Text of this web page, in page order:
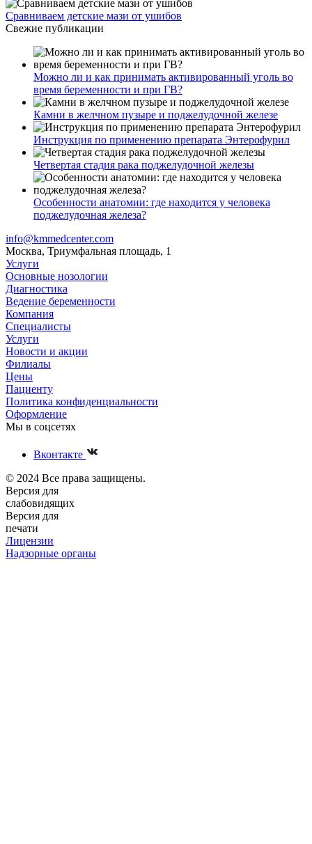
Сравниваем детские мази от ушибов
Свежие публикации
Можно ли и как принимать активированный уголь во
время беременности и при ГВ?
Камни в желчном пузыре и поджелудочной железе
Инструкция по применению препарата Энтерофурил
Четвертая стадия рака поджелудочной железы
Особенности анатомии: где находится у человека
поджелудочная железа?
info@kmmedcenter.com
Москва, Триумфальная площадь, 1
Услуги
Основные нозологии
Диагностика
Ведение беременности
Компания
Специалисты
Услуги
Новости и акции
Филиалы
Цены
Пациенту
Политика конфиденциальности
Оформление
Мы в соцсетях
Вконтакте
© 2024 Все права защищены.
Версия для
слабовидящих
Версия для
печати
Лицензии
Надзорные органы